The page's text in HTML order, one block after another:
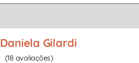
Daniela Gilardi
(18 avaliações)